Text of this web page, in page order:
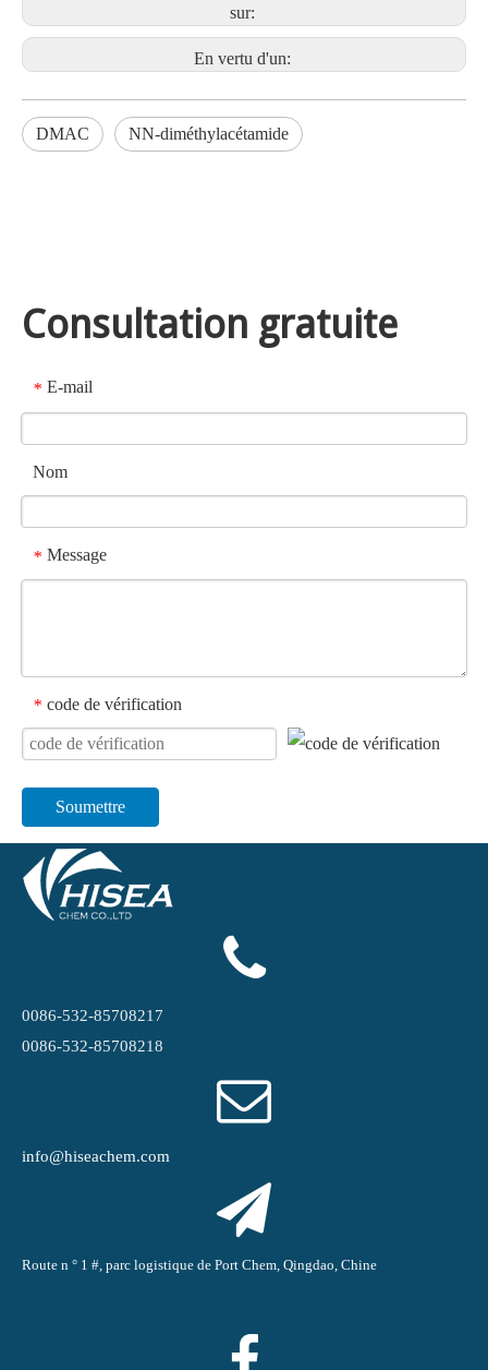
sur:
En vertu d'un:
DMAC NN-diméthylacétamide
Consultation gratuite
* E-mail
Nom
* Message
* code de vérification
Soumettre
0086-532-85708217
0086-532-85708218
info@hiseachem.com
Route n ° 1 #, parc logistique de Port Chem, Qingdao, Chine